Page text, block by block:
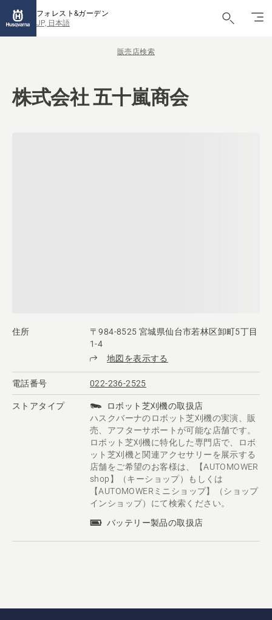
フォレスト&ガーデン
JP, 日本語
販売店検索
株式会社 五十嵐商会
住所
〒984-8525 宮城県仙台市若林区卸町5丁目
1-4
地図を表示する
電話番号 022-236-2525
ストアタイプ
ロボット芝刈機の取扱店
ハスクバーナのロボット芝刈機の実演、販
売、アフターサポートが可能な店舗です。
ロボット芝刈機に特化した専門店で、ロボ
ット芝刈機と関連アクセサリーを展示する
店舗をご希望のお客様は、【AUTOMOWER
shop】（キーショップ）もしくは
【AUTOMOWERミニショップ】（ショップ
インショップ）にて検索ください。
バッテリー製品の取扱店